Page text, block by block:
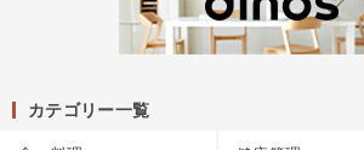
カテゴリー一覧